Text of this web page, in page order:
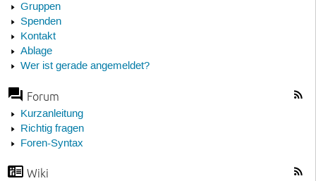
Gruppen
Spenden
Kontakt
Ablage
Wer ist gerade angemeldet?
Forum
Kurzanleitung
Richtig fragen
Foren-Syntax
Wiki